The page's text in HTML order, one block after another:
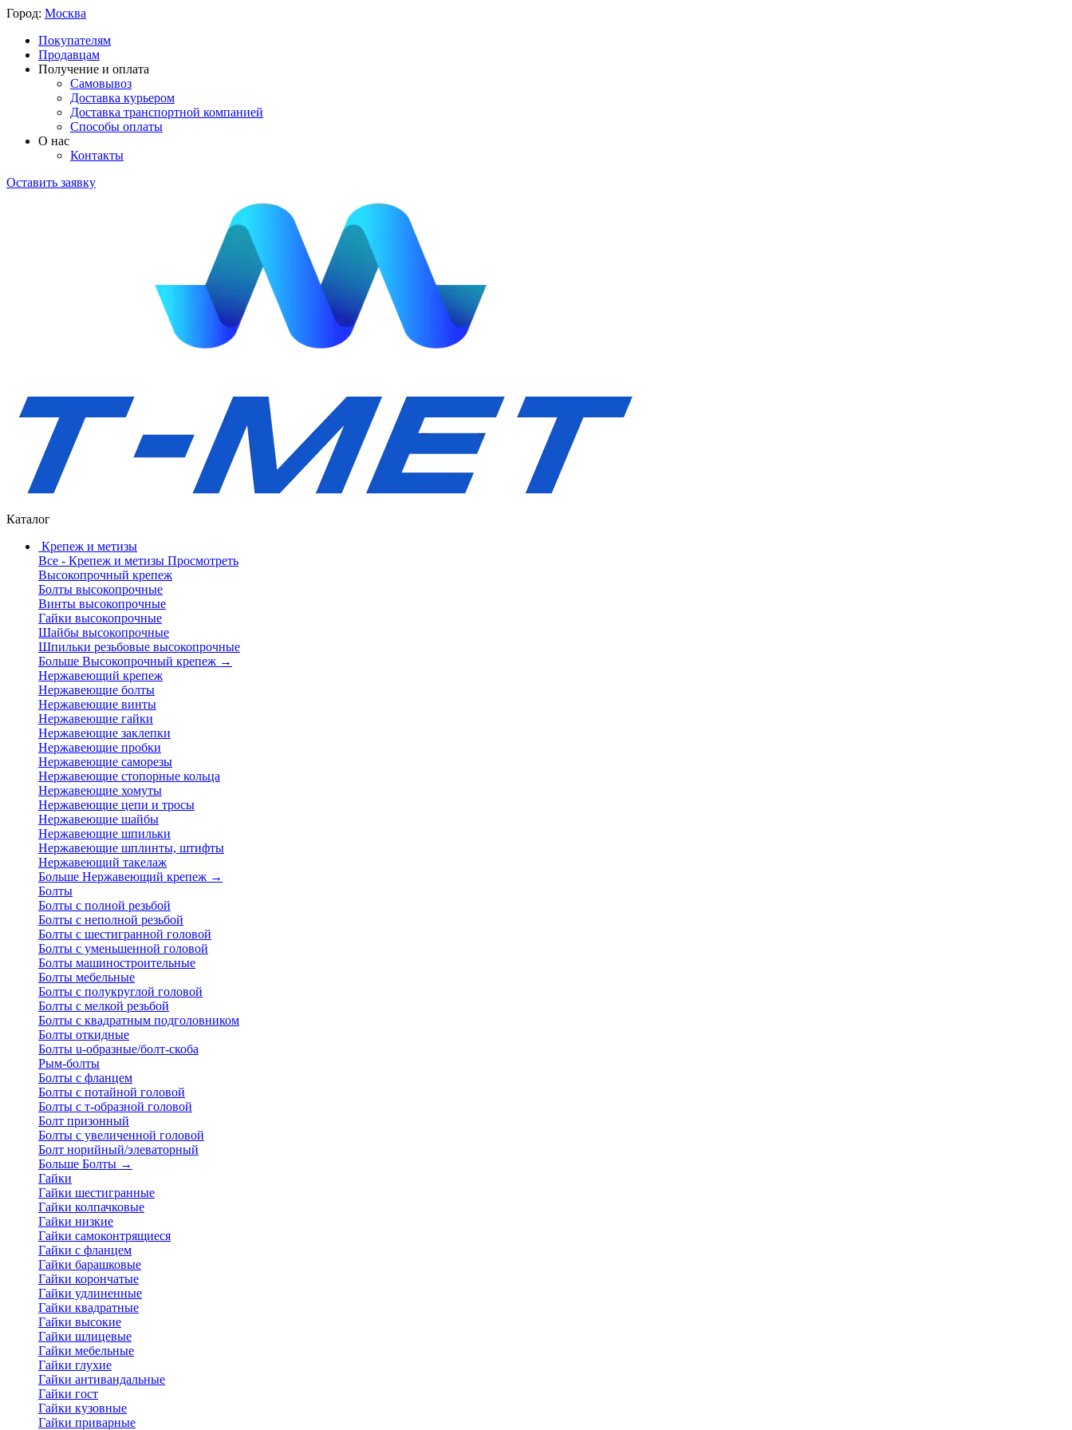
Город: Москва
Покупателям
Продавцам
Получение и оплата
Самовывоз
Доставка курьером
Доставка транспортной компанией
Способы оплаты
О нас
Контакты
Оставить заявку
Каталог
Крепеж и метизы
Все - Крепеж и метизы Просмотреть
Высокопрочный крепеж
Болты высокопрочные
Винты высокопрочные
Гайки высокопрочные
Шайбы высокопрочные
Шпильки резьбовые высокопрочные
Больше Высокопрочный крепеж →
Нержавеющий крепеж
Нержавеющие болты
Нержавеющие винты
Нержавеющие гайки
Нержавеющие заклепки
Нержавеющие пробки
Нержавеющие саморезы
Нержавеющие стопорные кольца
Нержавеющие хомуты
Нержавеющие цепи и тросы
Нержавеющие шайбы
Нержавеющие шпильки
Нержавеющие шплинты, штифты
Нержавеющий такелаж
Больше Нержавеющий крепеж →
Болты
Болты с полной резьбой
Болты с неполной резьбой
Болты с шестигранной головой
Болты с уменьшенной головой
Болты машиностроительные
Болты мебельные
Болты с полукруглой головой
Болты с мелкой резьбой
Болты с квадратным подголовником
Болты откидные
Болты u-образные/болт-скоба
Рым-болты
Болты с фланцем
Болты с потайной головой
Болты с т-образной головой
Болт призонный
Болты с увеличенной головой
Болт норийный/элеваторный
Больше Болты →
Гайки
Гайки шестигранные
Гайки колпачковые
Гайки низкие
Гайки самоконтрящиеся
Гайки с фланцем
Гайки барашковые
Гайки корончатые
Гайки удлиненные
Гайки квадратные
Гайки высокие
Гайки шлицевые
Гайки мебельные
Гайки глухие
Гайки антивандальные
Гайки гост
Гайки кузовные
Гайки приварные